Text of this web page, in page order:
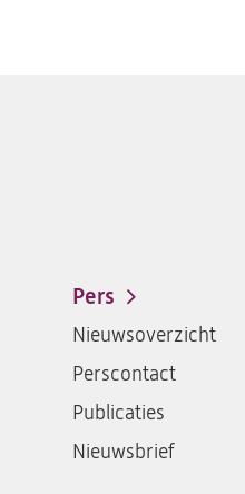
Pers
Nieuwsoverzicht
Perscontact
Publicaties
Nieuwsbrief